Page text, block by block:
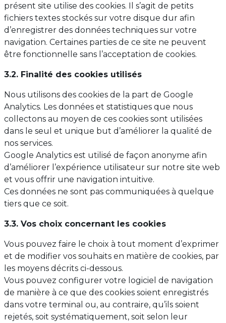
présent site utilise des cookies. Il s’agit de petits
fichiers textes stockés sur votre disque dur afin
d’enregistrer des données techniques sur votre
navigation. Certaines parties de ce site ne peuvent
être fonctionnelle sans l’acceptation de cookies.
3.2. Finalité des cookies utilisés
Nous utilisons des cookies de la part de Google
Analytics. Les données et statistiques que nous
collectons au moyen de ces cookies sont utilisées
dans le seul et unique but d’améliorer la qualité de
nos services.
Google Analytics est utilisé de façon anonyme afin
d’améliorer l’expérience utilisateur sur notre site web
et vous offrir une navigation intuitive.
Ces données ne sont pas communiquées à quelque
tiers que ce soit.
3.3. Vos choix concernant les cookies
Vous pouvez faire le choix à tout moment d’exprimer
et de modifier vos souhaits en matière de cookies, par
les moyens décrits ci-dessous.
Vous pouvez configurer votre logiciel de navigation
de manière à ce que des cookies soient enregistrés
dans votre terminal ou, au contraire, qu’ils soient
rejetés, soit systématiquement, soit selon leur